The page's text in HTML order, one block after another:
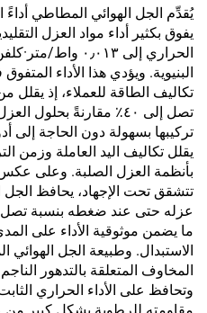
المشمسة، والجدران
الخارجية، والجدران الداخلية،
والجدران الفاصلة، وغرف
النوم، وقاعات الاجتماعات،
والفصل الدراسية، وقاعات
الكاريوكي (KTV)، والمرائب
تحت الأرض، وقاعات السينما
المنزلية تحت الأرض، والأنفاق
يُقدِّم الجل الهوائي المطاطي أداءً
يفوق بكثير أداء مواد العزل
الحراري إلى
البنيوية. ويؤدي هذا الأداء
تكاليف الطاقة للعملاء، إذ يقلل
تصل إلى ٤٠٪ مقارنةً بحلول
تركيبها بسهولة دون الحاجة
بأنظمة العزل الصلبة. وعلى عكس
تتشقق تحت الإجهاد، يحافظ
ما يضمن موثوقية الأداء على
الاستبدال. وطبيعة الجل الهوائي
المخاوف المتعلقة بالتدهور
وتحافظ على الأداء الحراري